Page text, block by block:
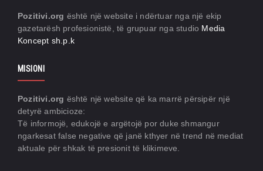
Pozitivi.org është një website i ndërtuar nga një ekip
gazetarësh profesionistë, të grupuar nga studio Media
Koncept sh.p.k
MISIONI
Pozitivi.org është një website që ka marrë përsipër një
detyrë ambicioze:
Të informojë, edukojë e argëtojë por duke shmangur
ngarkesat false negative që janë kthyer në trend në mediat
aktuale për shkak të presionit të klikimeve.